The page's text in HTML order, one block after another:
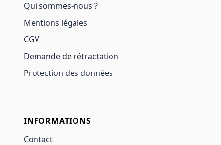
Qui sommes-nous ?
Mentions légales
CGV
Demande de rétractation
Protection des données
INFORMATIONS
Contact